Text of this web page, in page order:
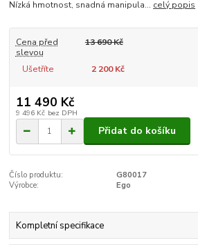
Nízká hmotnost, snadná manipula... celý popis
Cena před
slevou
13 690 Kč
Ušetříte 2 200 Kč
11 490 Kč
9 496 Kč bez DPH
Přidat do košíku
Číslo produktu:
G80017
Výrobce:
Ego
Kompletní specifikace